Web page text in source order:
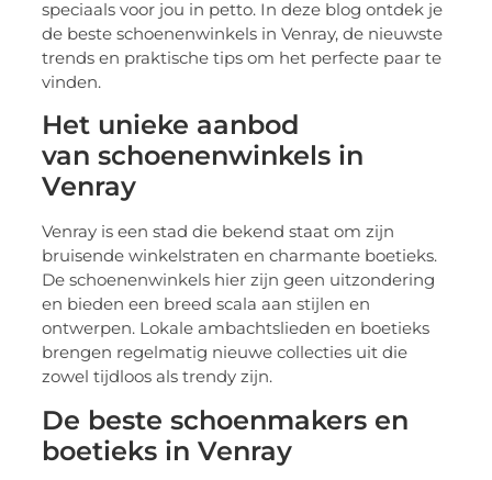
speciaals voor jou in petto. In deze blog ontdek je
de beste schoenenwinkels in Venray, de nieuwste
trends en praktische tips om het perfecte paar te
vinden.
Het unieke aanbod
van schoenenwinkels in
Venray
Venray is een stad die bekend staat om zijn
bruisende winkelstraten en charmante boetieks.
De schoenenwinkels hier zijn geen uitzondering
en bieden een breed scala aan stijlen en
ontwerpen. Lokale ambachtslieden en boetieks
brengen regelmatig nieuwe collecties uit die
zowel tijdloos als trendy zijn.
De beste schoenmakers en
boetieks in Venray